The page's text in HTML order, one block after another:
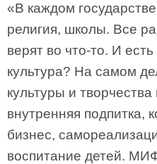
«В каждом
религия, школы. Все
верят во что-то. И
культура? На самом
культуры и
внутренняя подпитка,
бизнес,
воспитание детей.